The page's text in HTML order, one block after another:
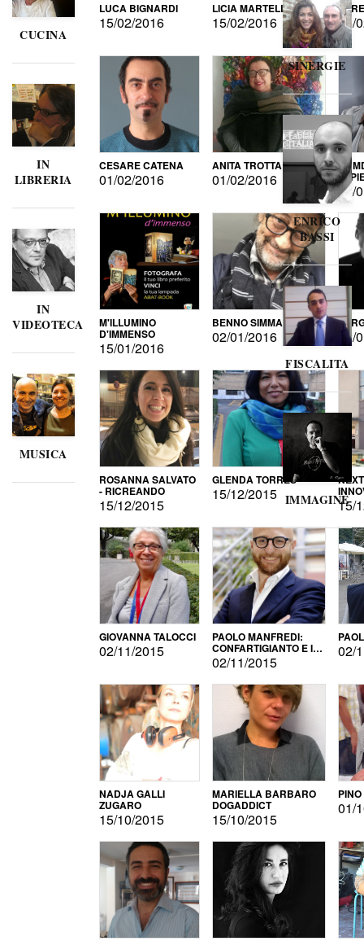
CUCINA
IN
LIBRERIA
IN
VIDEOTECA
MUSICA
LUCA BIGNARDI
15/02/2016
LICIA MARTELLI
15/02/2016 15/
CESARE CATENA
01/02/2016
ANITA TROTTA
01/02/2016 DI
15/
M'ILLUMINO
D'IMMENSO
15/01/2016
BENNO SIMMA
02/01/2016
ROSANNA SALVATO
- RICREANDO
15/12/2015
GLENDA TORRES
15/12/2015
15/
GIOVANNA TALOCCI
02/11/2015
PAOLO MANFREDI:
CONFARTIGIANTO E IL
SONDAGGIO
02/11/2015
02/
NADJA GALLI
ZUGARO
15/10/2015
MARIELLA BARBARO
DOGADDICT
15/10/2015
01/
SINERGIE
ENRICO
BASSI
FISCALITA
IMMAGINE